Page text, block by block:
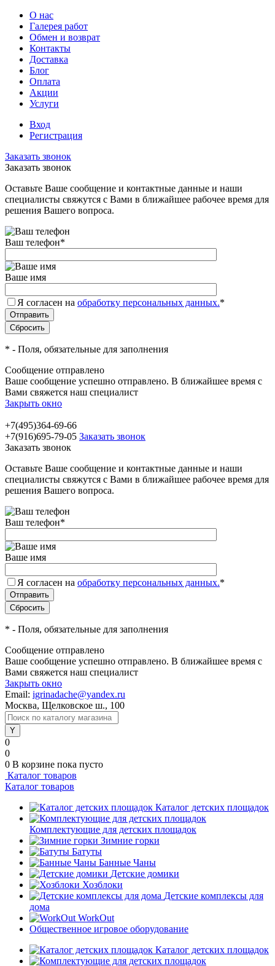
О нас
Галерея работ
Обмен и возврат
Контакты
Доставка
Блог
Оплата
Акции
Услуги
Вход
Регистрация
Заказать звонок
Заказать звонок
Оставьте Ваше сообщение и контактные данные и наши
специалисты свяжутся с Вами в ближайшее рабочее время для
решения Вашего вопроса.
Ваш телефон*
Ваше имя
Я согласен на обработку персональных данных.*
* - Поля, обязательные для заполнения
Сообщение отправлено
Ваше сообщение успешно отправлено. В ближайшее время с
Вами свяжется наш специалист
Закрыть окно
+7(495)364-69-66
+7(916)695-79-05 Заказать звонок
Заказать звонок
Оставьте Ваше сообщение и контактные данные и наши
специалисты свяжутся с Вами в ближайшее рабочее время для
решения Вашего вопроса.
Ваш телефон*
Ваше имя
Я согласен на обработку персональных данных.*
* - Поля, обязательные для заполнения
Сообщение отправлено
Ваше сообщение успешно отправлено. В ближайшее время с
Вами свяжется наш специалист
Закрыть окно
Email: igrinadache@yandex.ru
Москва, Щелковское ш., 100
0
0
0 В корзине пока пусто
Каталог товаров
Каталог товаров
Каталог детских площадок
Комплектующие для детских площадок
Зимние горки
Батуты
Банные Чаны
Детские домики
Хозблоки
Детские комплексы для
дома
WorkOut
Общественное игровое оборудование
Каталог детских площадок